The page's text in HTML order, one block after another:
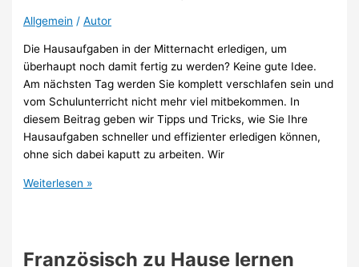
Allgemein /Autor
Die Hausaufgaben in der Mitternacht erledigen, um
überhaupt noch damit fertig zu werden? Keine gute Idee.
Am nächsten Tag werden Sie komplett verschlafen sein und
vom Schulunterricht nicht mehr viel mitbekommen. In
diesem Beitrag geben wir Tipps und Tricks, wie Sie Ihre
Hausaufgaben schneller und effizienter erledigen können,
ohne sich dabei kaputt zu arbeiten. Wir
Hausaufgaben
erledigen
Weiterlesen »
Französisch zu Hause lernen